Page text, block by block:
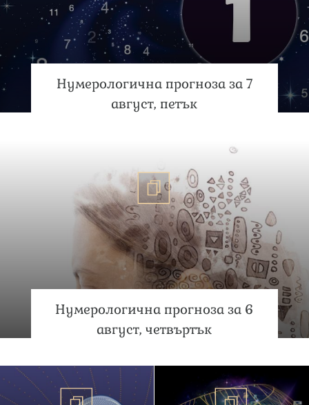
Нумерологична прогноза за 7
август, петък
Нумерологична прогноза за 6
август, четвъртък